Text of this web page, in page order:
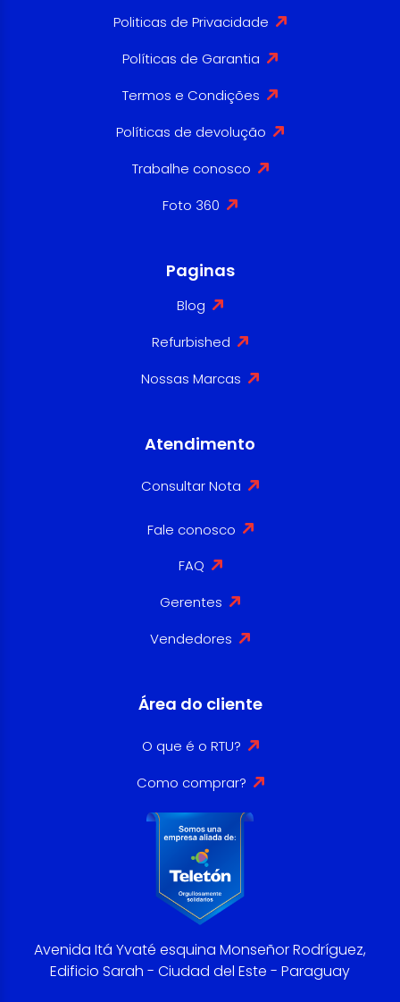
Politicas de Privacidade
Políticas de Garantia
Termos e Condições
Políticas de devolução
Trabalhe conosco
Foto 360
Paginas
Blog
Refurbished
Nossas Marcas
Atendimento
Consultar Nota
Fale conosco
FAQ
Gerentes
Vendedores
Área do cliente
O que é o RTU?
Como comprar?
Avenida Itá Yvaté esquina Monseñor Rodríguez,
Edificio Sarah - Ciudad del Este - Paraguay